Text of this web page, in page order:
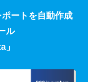
ートを自動作成
ル
」